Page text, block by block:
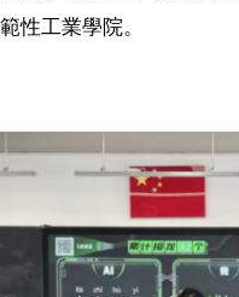
性工業學院。